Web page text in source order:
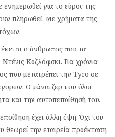
ενημερωθεί για το εύρος της
πληρωθεί. Με χρήματα της
ο άνθρωπος που τα
Κοζλόφσκι. Για χρόνια
που μετατρέπει την Tyco σε
Ο μάνατζερ που όλοι
και την αυτοπεποίθησή του.
έχει άλλη όψη. Όχι του
την εταιρεία προέκταση